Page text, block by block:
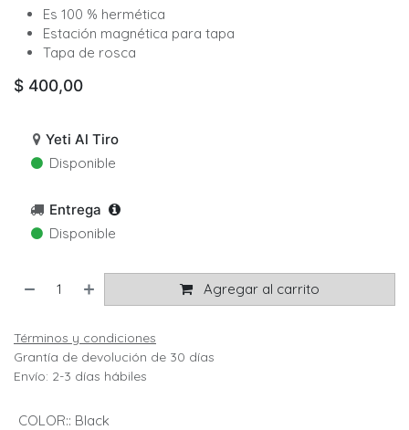
Es 100 % hermética
Estación magnética para tapa
Tapa de rosca
$ 400,00
Yeti Al Tiro
Disponible
Entrega
Disponible
Agregar al carrito
Términos y condiciones
Grantía de devolución de 30 días
Envío: 2-3 días hábiles
COLOR:: Black